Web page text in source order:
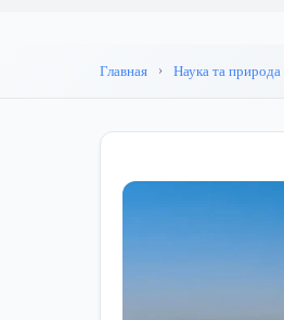
Главная Наука та природа